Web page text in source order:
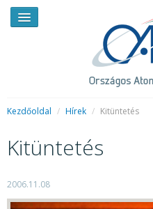
HÍREK
SAJTÓSZOBA
Kezdőoldal / Hírek / Kitüntetés
Kitüntetés
2006.11.08